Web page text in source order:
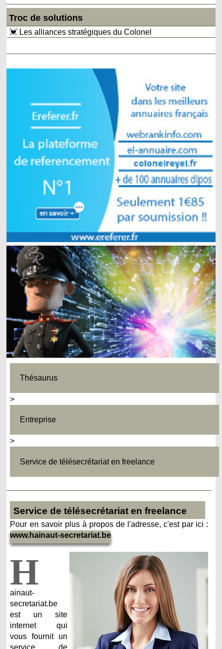
Troc de solutions
💓 Les alliances stratégiques du Colonel
Thésaurus
>
Entreprise
>
Service de télésecrétariat en freelance
Service de télésecrétariat en freelance
Pour en savoir plus à propos de l'adresse, c'est par ici :
www.hainaut-secretariat.be
H
ainaut-
secretariat.be
est un site
internet qui
vous fournit un
service de